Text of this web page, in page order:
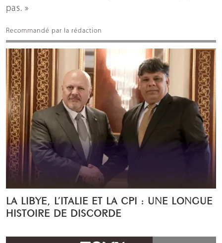
pas. »
Recommandé par la rédaction
LA LIBYE, L’ITALIE ET LA CPI : UNE LONGUE
HISTOIRE DE DISCORDE